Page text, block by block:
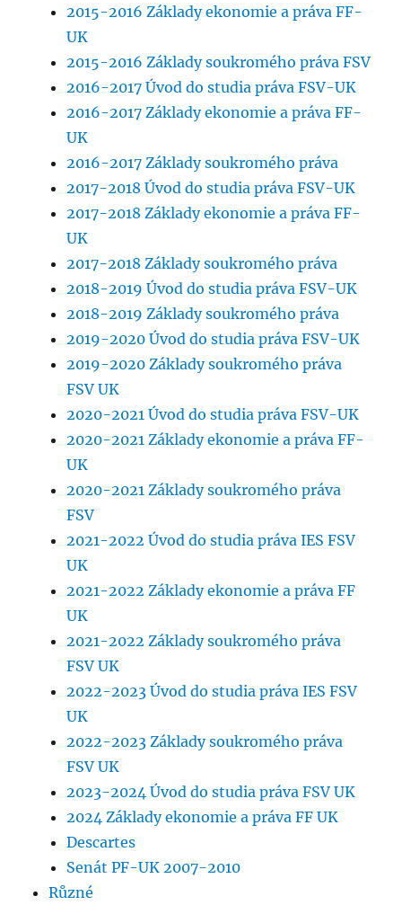
2015-2016 Základy ekonomie a práva FF-
UK
2015-2016 Základy soukromého práva FSV
2016-2017 Úvod do studia práva FSV-UK
2016-2017 Základy ekonomie a práva FF-
UK
2016-2017 Základy soukromého práva
2017-2018 Úvod do studia práva FSV-UK
2017-2018 Základy ekonomie a práva FF-
UK
2017-2018 Základy soukromého práva
2018-2019 Úvod do studia práva FSV-UK
2018-2019 Základy soukromého práva
2019-2020 Úvod do studia práva FSV-UK
2019-2020 Základy soukromého práva
FSV UK
2020-2021 Úvod do studia práva FSV-UK
2020-2021 Základy ekonomie a práva FF-
UK
2020-2021 Základy soukromého práva
FSV
2021-2022 Úvod do studia práva IES FSV
UK
2021-2022 Základy ekonomie a práva FF
UK
2021-2022 Základy soukromého práva
FSV UK
2022-2023 Úvod do studia práva IES FSV
UK
2022-2023 Základy soukromého práva
FSV UK
2023-2024 Úvod do studia práva FSV UK
2024 Základy ekonomie a práva FF UK
Descartes
Senát PF-UK 2007-2010
Různé